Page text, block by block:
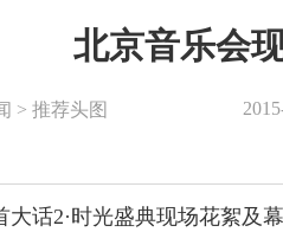
> 推荐头图
北京音乐会
大话2·时光盛典现场花絮及